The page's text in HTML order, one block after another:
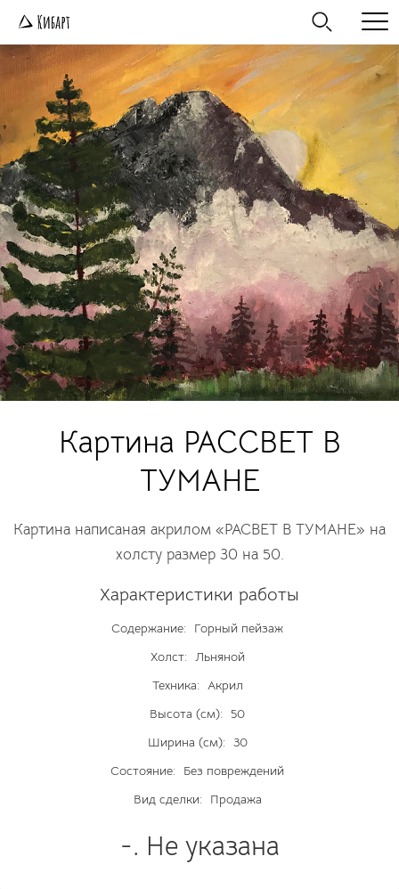
Картина РАССВЕТ В
ТУМАНЕ
Картина написаная акрилом «РАСВЕТ В ТУМАНЕ» на
холсту размер 30 на 50.
Характеристики работы
Содержание:
Горный пейзаж
Холст: Льняной
Техника: Акрил
Высота (см):
50
Ширина (см): 30
Состояние:
Без повреждений
Вид сделки:
Продажа
-. Не указана